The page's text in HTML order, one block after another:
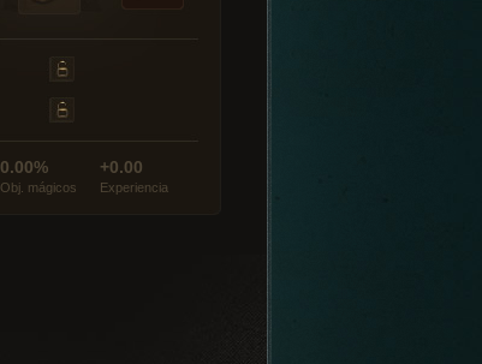
0.00%
Obj. mágicos
+0.00
Experiencia